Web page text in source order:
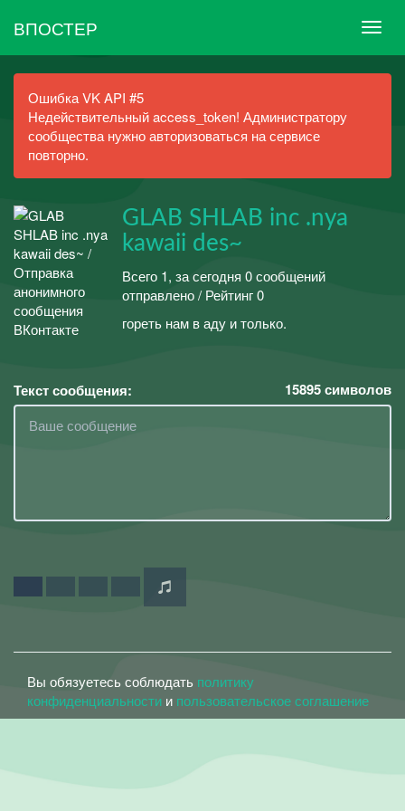
ВПОСТЕР
Ошибка VK API #5
Недействительный access_token! Администратору
сообщества нужно авторизоваться на сервисе
повторно.
GLAB SHLAB inc .nya
kawaii des~
Всего 1, за сегодня 0 сообщений
отправлено / Рейтинг 0
гореть нам в аду и только.
Текст сообщения: 15895символов
Вы обязуетесь соблюдать политику
конфиденциальности и пользовательское соглашение